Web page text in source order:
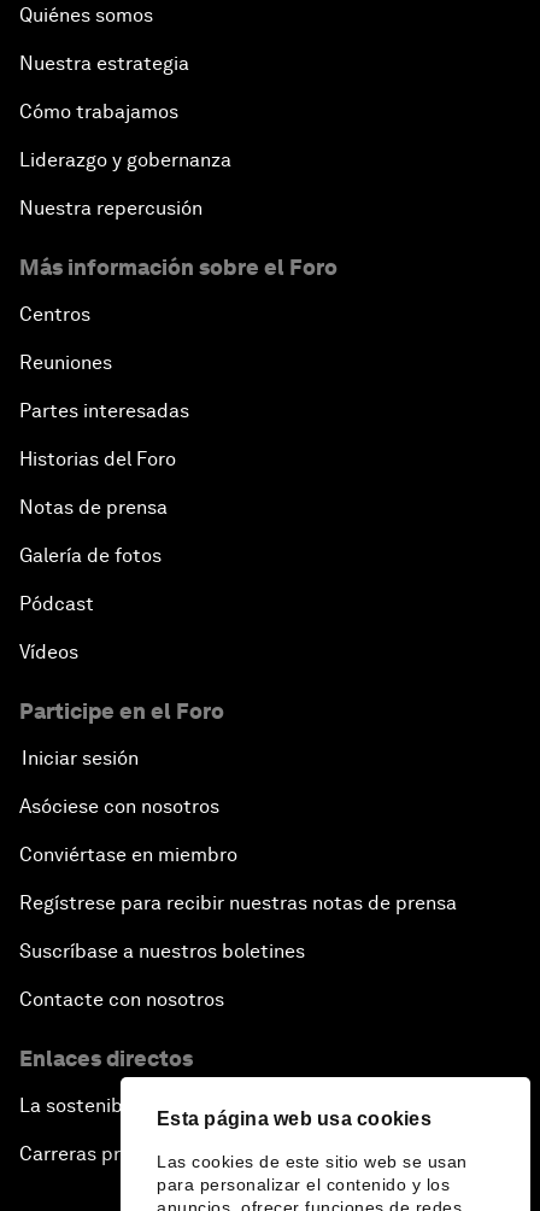
Esta página web usa cookies
Las cookies de este sitio web se usan
para personalizar el contenido y los
Quiénes somos
Nuestra estrategia
Cómo trabajamos
Liderazgo y gobernanza
Nuestra repercusión
Más información sobre el Foro
Centros
Reuniones
Partes interesadas
Historias del Foro
Notas de prensa
Galería de fotos
Pódcast
Vídeos
Participe en el Foro
Iniciar sesión
Asóciese con nosotros
Conviértase en miembro
Regístrese para recibir nuestras notas de prensa
Suscríbase a nuestros boletines
Contacte con nosotros
Enlaces directos
La sostenibilidad en el Foro
Carreras profesionales